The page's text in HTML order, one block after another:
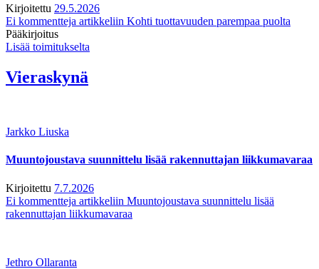
Kirjoitettu 29.5.2026
Ei kommentteja artikkeliin Kohti tuottavuuden parempaa puolta
Pääkirjoitus
Lisää toimitukselta
Vieraskynä
Jarkko Liuska
Muuntojoustava suunnittelu lisää rakennuttajan liikkumavaraa
Kirjoitettu 7.7.2026
Ei kommentteja artikkeliin Muuntojoustava suunnittelu lisää
rakennuttajan liikkumavaraa
Jethro Ollaranta